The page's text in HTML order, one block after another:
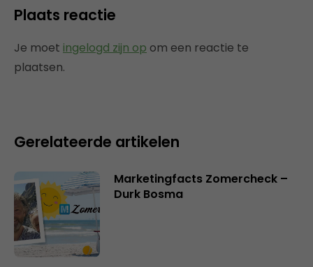
Plaats reactie
Je moet ingelogd zijn op om een reactie te
plaatsen.
Gerelateerde artikelen
Marketingfacts Zomercheck –
Durk Bosma